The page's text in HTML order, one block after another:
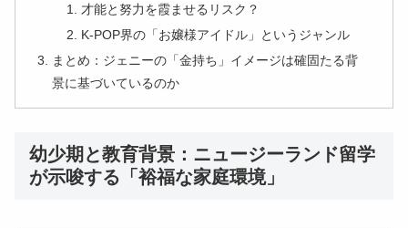
才能と努力を霞ませるリスク？
K-POP界の「お嬢様アイドル」というジャンル
まとめ：ジェニーの「金持ち」イメージは確固たる背
景に基づいているのか
幼少期と教育背景：ニュージーランド留学
が示唆する「裕福な家庭環境」